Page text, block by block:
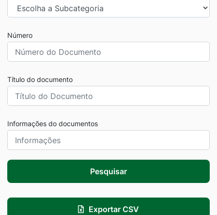
Número
Título do documento
Informações do documentos
Pesquisar
Exportar CSV